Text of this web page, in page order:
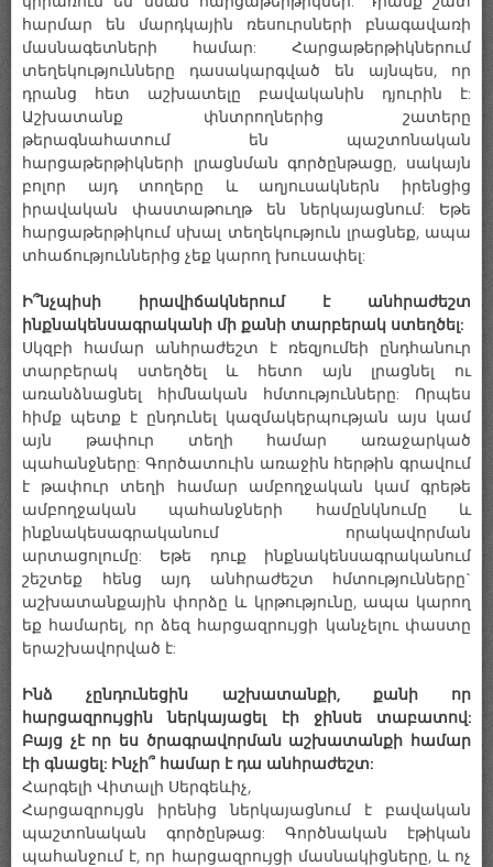
հարմար են մարդկային ռեսուրսների բնագավառի
մասնագետների համար: Հարցաթերթիկներում
տեղեկությունները դասակարգված են այնպես, որ
դրանց հետ աշխատելը բավականին դյուրին է:
Աշխատանք փնտրողներից շատերը
թերագնահատում են պաշտոնական
հարցաթերթիկների լրացնման գործընթացը, սակայն
բոլոր այդ տողերը և աղյուսակներն իրենցից
իրավական փաստաթուղթ են ներկայացնում: Եթե
հարցաթերթիկում սխալ տեղեկություն լրացնեք, ապա
տհաճություններից չեք կարող խուսափել:
Ի՞նչպիսի իրավիճակներում է անհրաժեշտ
ինքնակենսագրականի մի քանի տարբերակ ստեղծել:
Սկզբի համար անհրաժեշտ է ռեզյումեի ընդհանուր
տարբերակ ստեղծել և հետո այն լրացնել ու
առանձնացնել հիմնական հմտությունները: Որպես
հիմք պետք է ընդունել կազմակերպության այս կամ
այն թափուր տեղի համար առաջարկած
պահանջները: Գործատուին առաջին հերթին գրավում
է թափուր տեղի համար ամբողջական կամ գրեթե
ամբողջական պահանջների համընկնումը և
ինքնակեսագրականում որակավորման
արտացոլումը: Եթե դուք ինքնակենսագրականում
շեշտեք հենց այդ անհրաժեշտ հմտությունները`
աշխատանքային փորձը և կրթությունը, ապա կարող
եք համարել, որ ձեզ հարցազրույցի կանչելու փաստը
երաշխավորված է:
Ինձ չընդունեցին աշխատանքի, քանի որ
հարցազրույցին ներկայացել էի ջինսե տաբատով:
Բայց չէ որ ես ծրագրավորման աշխատանքի համար
էի գնացել: Ինչի՞ համար է դա անհրաժեշտ:
Հարգելի Վիտալի Սերգեևիչ,
Հարցազրույցն իրենից ներկայացնում է բավական
պաշտոնական գործընթաց: Գործնական էթիկան
պահանջում է, որ հարցազրույցի մասնակիցները, և ոչ